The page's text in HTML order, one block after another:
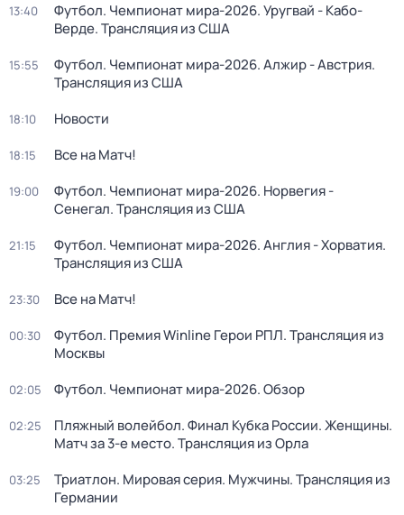
13:40
Футбол. Чемпионат мира-2026. Уругвай - Кабо-
Верде. Трансляция из США
15:55
Футбол. Чемпионат мира-2026. Алжир - Австрия.
Трансляция из США
18:10 Новости
18:15 Все на Матч!
19:00
Футбол. Чемпионат мира-2026. Норвегия -
Сенегал. Трансляция из США
21:15
Футбол. Чемпионат мира-2026. Англия - Хорватия.
Трансляция из США
23:30 Все на Матч!
00:30
Футбол. Премия Winline Герои РПЛ. Трансляция из
Москвы
02:05 Футбол. Чемпионат мира-2026. Обзор
02:25
Пляжный волейбол. Финал Кубка России. Женщины.
Матч за 3-е место. Трансляция из Орла
03:25
Триатлон. Мировая серия. Мужчины. Трансляция из
Германии